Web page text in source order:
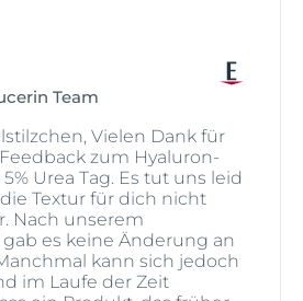
Team
Vielen Dank für
zum Hyaluron-
Urea Tag. Es tut uns leid
Textur für dich nicht
Nach unserem
es keine Änderung an
kann sich jedoch
im Laufe der Zeit